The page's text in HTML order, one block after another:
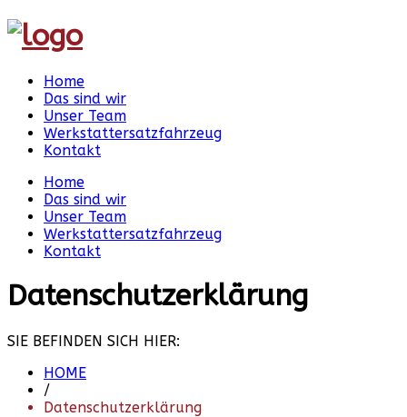
Home
Das sind wir
Unser Team
Werkstattersatzfahrzeug
Kontakt
Home
Das sind wir
Unser Team
Werkstattersatzfahrzeug
Kontakt
Datenschutzerklärung
SIE BEFINDEN SICH HIER:
HOME
/
Datenschutzerklärung